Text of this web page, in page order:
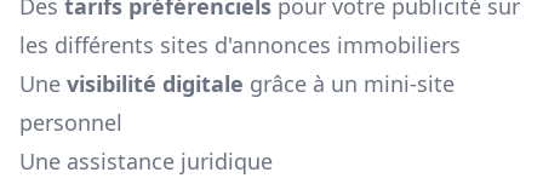
Des tarifs préférenciels pour votre publicité sur
les différents sites d'annonces immobiliers
Une visibilité digitale grâce à un mini-site
personnel
Une assistance juridique